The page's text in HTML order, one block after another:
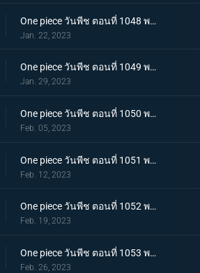
One piece วันพีช ตอนที่ 1048 พากย์ไทย ไปสู่อนาคต! คำสาบานของยามาโตะกับสุดยอดนักดาบ
Jan. 22, 2023
One piece วันพีช ตอนที่ 1049 พากย์ไทย ลูฟี่โบยบิน! ล้างแค้นร้อยอสูร
Jan. 29, 2023
One piece วันพีช ตอนที่ 1050 พากย์ไทย มังกร 2 ตัวเผชิญหน้า! ความมุ่งมั่นของโมโมโนะสุเกะ!
Feb. 05, 2023
One piece วันพีช ตอนที่ 1051 พากย์ไทย ตำนานกลับมาอีกครั้ง! หมัดของลูฟี่คำรามบนท้องฟ้า
Feb. 12, 2023
One piece วันพีช ตอนที่ 1052 พากย์ไทย สถาการณ์ตึงเครียด! จุดจบของโอนิกาชิมะ!
Feb. 19, 2023
One piece วันพีช ตอนที่ 1053 พากย์ไทย ซันจิกลายพันธุ์ แขนทั้ง 2 เจอวิกฤติ!
Feb. 26, 2023